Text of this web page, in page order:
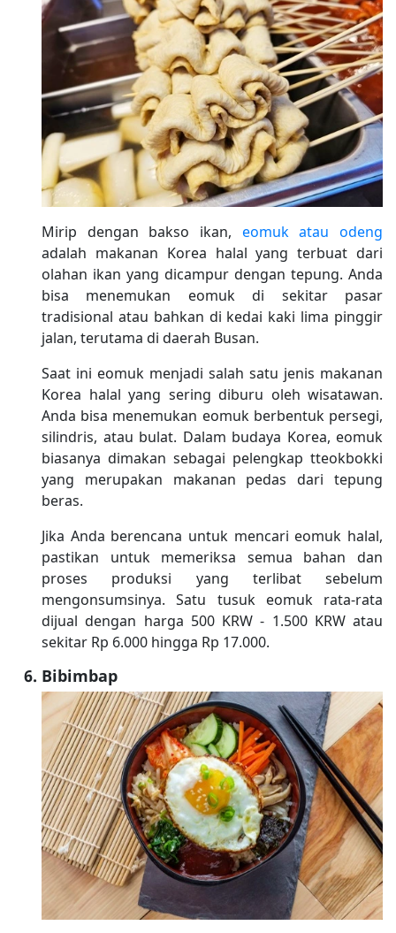
Mirip dengan bakso ikan, eomuk atau odeng
adalah makanan Korea halal yang terbuat dari
olahan ikan yang dicampur dengan tepung. Anda
bisa menemukan eomuk di sekitar pasar
tradisional atau bahkan di kedai kaki lima pinggir
jalan, terutama di daerah Busan.
Saat ini eomuk menjadi salah satu jenis makanan
Korea halal yang sering diburu oleh wisatawan.
Anda bisa menemukan eomuk berbentuk persegi,
silindris, atau bulat. Dalam budaya Korea, eomuk
biasanya dimakan sebagai pelengkap tteokbokki
yang merupakan makanan pedas dari tepung
beras.
Jika Anda berencana untuk mencari eomuk halal,
pastikan untuk memeriksa semua bahan dan
proses produksi yang terlibat sebelum
mengonsumsinya. Satu tusuk eomuk rata-rata
dijual dengan harga 500 KRW - 1.500 KRW atau
sekitar Rp 6.000 hingga Rp 17.000.
Bibimbap